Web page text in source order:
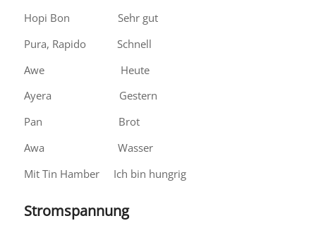
Hopi Bon Sehr gut
Pura, Rapido Schnell
Awe Heute
Ayera Gestern
Pan Brot
Awa Wasser
Mit Tin Hamber Ich bin hungrig
Stromspannung